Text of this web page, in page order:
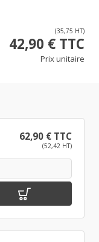
(35,75 HT)
42,90 € TTC
Prix unitaire
62,90 € TTC
(52,42 HT)